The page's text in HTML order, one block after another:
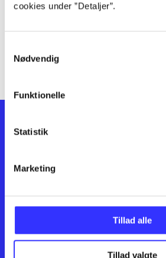
cookies under ”Detaljer”.
Nødvendig
Funktionelle
Statistik
Marketing
Tillad alle
Tillad valgte
lorem ipsum dolor sit amet ...
lorem ipsum dolor sit amet ...
Kontakt os
Artikler
Film
Musik